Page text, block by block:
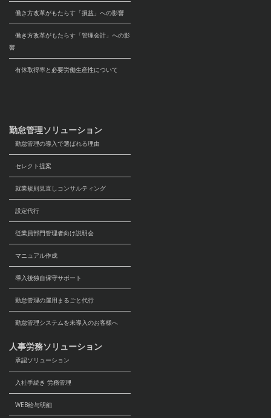
働き方改革がもたらす「損益」への影響
働き方改革がもたらす「管理会計」への影
響
有休取得率と必要労働生産性について
勤怠管理ソリューション
勤怠管理の導入で選ばれる理由
セレクト提案
就業規則見直しコンサルティング
設定代行
従業員部門管理者向け説明会
マニュアル作成
導入後独自保守サポート
勤怠管理の運用まるごと代行
勤怠管理システムを未導入のお客様へ
人事労務ソリューション
承認ソリューション
入社手続き 労務管理
WEB給与明細